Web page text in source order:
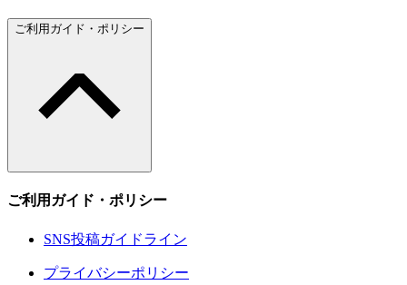
ご利用ガイド・ポリシー
ご利用ガイド・ポリシー
SNS投稿ガイドライン
プライバシーポリシー